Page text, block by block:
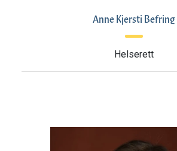
Anne Kjersti Befring
Helserett